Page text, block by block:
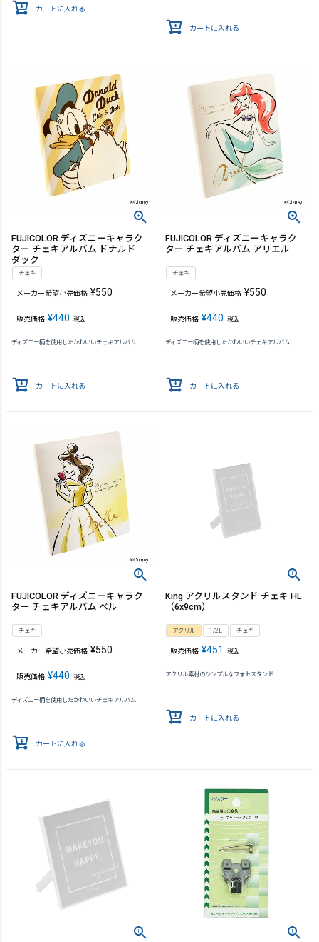
カートに入れる
カートに入れる
FUJICOLOR ディズニーキャラク
ター チェキアルバム ドナルド
ダック
チェキ
メーカー希望小売価格 ¥550
販売価格 ¥440 税込
ディズニー柄を使用したかわいいチェキアルバム
カートに入れる
FUJICOLOR ディズニーキャラク
ター チェキアルバム アリエル
チェキ
メーカー希望小売価格 ¥550
販売価格 ¥440 税込
ディズニー柄を使用したかわいいチェキアルバム
カートに入れる
FUJICOLOR ディズニーキャラク
ター チェキアルバム ベル
チェキ
メーカー希望小売価格 ¥550
販売価格 ¥440 税込
ディズニー柄を使用したかわいいチェキアルバム
カートに入れる
King アクリルスタンド チェキ HL
（6x9cm）
アクリル 1/2L チェキ
販売価格 ¥451 税込
アクリル素材のシンプルなフォトスタンド
カートに入れる